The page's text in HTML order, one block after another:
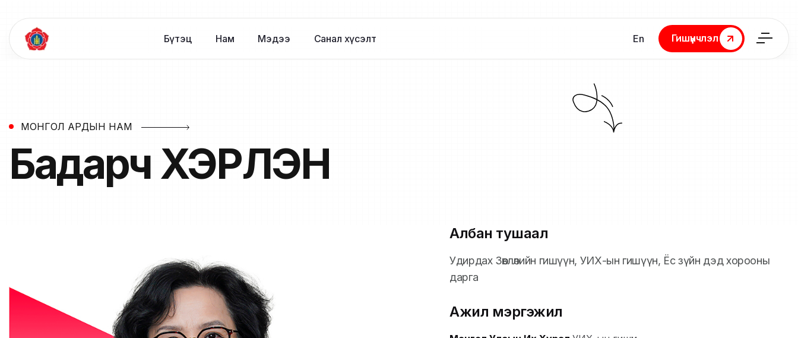
Бүтэц Нам Мэдээ Санал хүсэлт En
Гишүүнчлэл
Гишүүнчлэл
МОНГОЛ АРДЫН НАМ
Бадарч ХЭРЛЭН
Албан тушаал
Удирдах Зөвлөлийн гишүүн, УИХ-ын гишүүн, Ёс зүйн дэд хорооны
дарга
Ажил мэргэжил